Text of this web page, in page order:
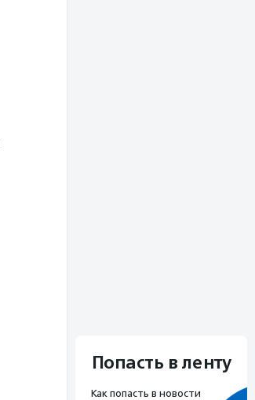
Попасть в ленту
Как попасть в новости